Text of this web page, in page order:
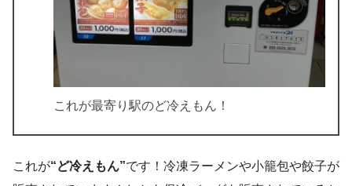
これが最寄り駅のど冷えもん！
これが“ど冷えもん”です！冷凍ラーメンや小籠包や餃子が